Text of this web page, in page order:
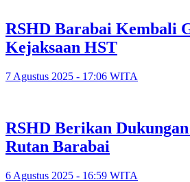
RSHD Barabai Kembali
Kejaksaan HST
7 Agustus 2025 - 17:06 WITA
RSHD Berikan
Rutan Barabai
6 Agustus 2025 - 16:59 WITA